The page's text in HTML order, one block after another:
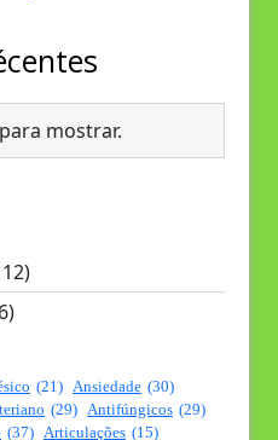
mostrar.
(21) Ansiedade (30)
(29) Antifúngicos (29)
(37) Articulações (15)